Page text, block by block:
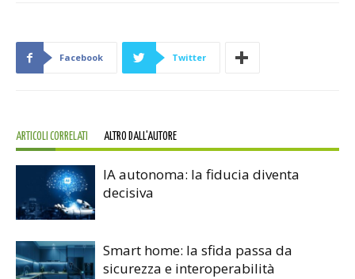
Facebook Twitter
ARTICOLI CORRELATI ALTRO DALL'AUTORE
IA autonoma: la fiducia diventa
decisiva
Smart home: la sfida passa da
sicurezza e interoperabilità